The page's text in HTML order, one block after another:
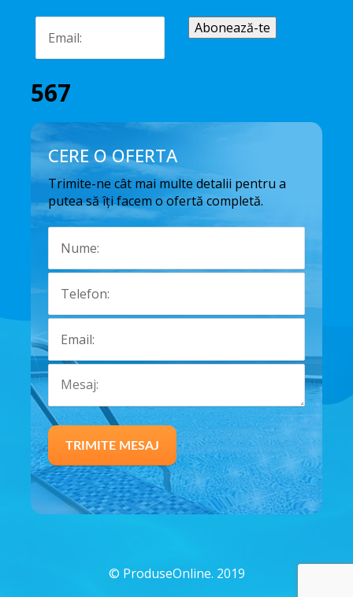
567
CERE O OFERTA
Trimite-ne cât mai multe detalii pentru a
putea să îți facem o ofertă completă.
© ProduseOnline. 2019